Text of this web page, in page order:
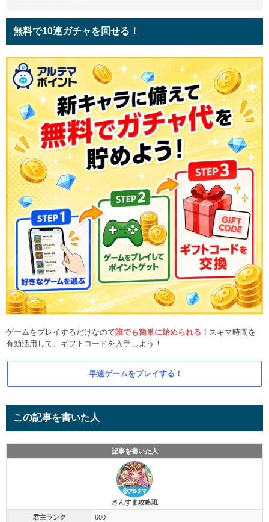
無料で10連ガチャを回せる！
ゲームをプレイするだけなので誰でも簡単に始められる！ スキマ時間を
有効活用して、ギフトコードを入手しよう！
早速ゲームをプレイする！
この記事を書いた人
記事を書いた人
さんすま攻略班
君主ランク 600